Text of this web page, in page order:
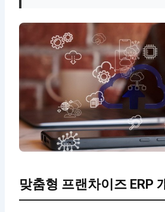
맞춤형 프랜차이즈 ERP